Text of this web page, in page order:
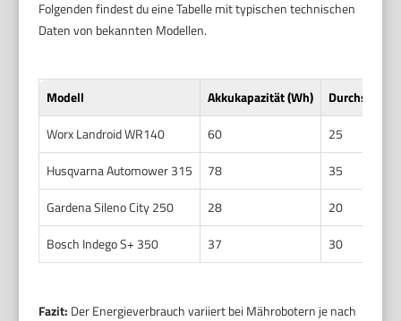
Folgenden findest du eine Tabelle mit typischen technischen
Daten von bekannten Modellen.
Modell Akkukapazität (Wh)
Worx Landroid WR140
60
25
Husqvarna Automower 315
78
35
Gardena Sileno City 250
28
20
Bosch Indego S+ 350
37 30
Fazit: Der Energieverbrauch variiert bei Mährobotern je nach